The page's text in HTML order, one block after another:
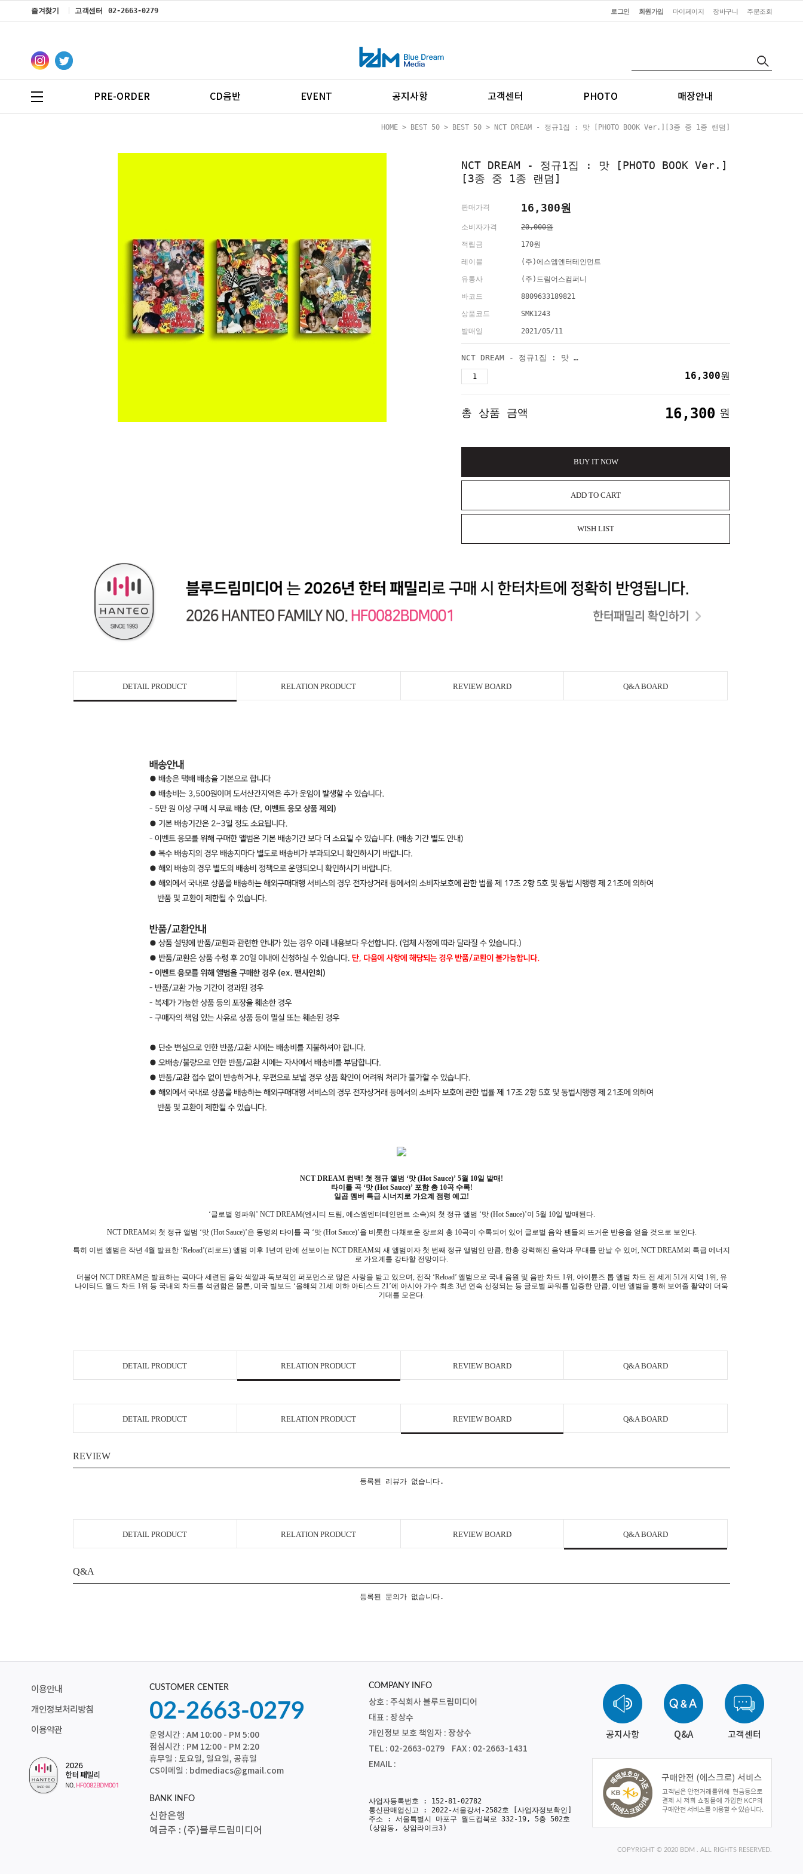
즐겨찾기 고객센터 02-2663-0279 로그인 회원가입 마이페이지 장바구니 주문조회
PRE-ORDER CD음반 EVENT 공지사항 고객센터 PHOTO 매장안내
HOME > BEST 50 > BEST 50 > NCT DREAM - 정규1집 : 맛 [PHOTO BOOK Ver.][3종 중 1종 랜덤]
NCT DREAM - 정규1집 : 맛 [PHOTO BOOK Ver.]
[3종 중 1종 랜덤]
판매가격 16,300원
소비자가격 20,000원
적립금 170원
레이블 (주)에스엠엔터테인먼트
유통사 (주)드림어스컴퍼니
바코드 8809633189821
상품코드 SMK1243
발매일 2021/05/11
NCT DREAM - 정규1집 : 맛 [PHOTO BOOK Ver.][3종 중 1종 랜덤]
16,300원
총 상품 금액 16,300 원
BUY IT NOW
ADD TO CART
WISH LIST
DETAIL PRODUCT RELATION PRODUCT REVIEW BOARD Q&A BOARD
NCT DREAM 컴백! 첫 정규 앨범 ‘맛 (Hot Sauce)’ 5월 10일 발매!
타이틀 곡 ‘맛 (Hot Sauce)’ 포함 총 10곡 수록!
일곱 멤버 특급 시너지로 가요계 점령 예고!
‘글로벌 영파워’ NCT DREAM(엔시티 드림, 에스엠엔터테인먼트 소속)의 첫 정규 앨범 ‘맛 (Hot Sauce)’이 5월 10일 발매된다.
NCT DREAM의 첫 정규 앨범 ‘맛 (Hot Sauce)’은 동명의 타이틀 곡 ‘맛 (Hot Sauce)’을 비롯한 다채로운 장르의 총 10곡이 수록되어 있어 글로벌 음악 팬들의 뜨거운 반응을 얻을 것으로 보인다.
특히 이번 앨범은 작년 4월 발표한 ‘Reload’(리로드) 앨범 이후 1년여 만에 선보이는 NCT DREAM의 새 앨범이자 첫 번째 정규 앨범인 만큼, 한층 강력해진 음악과 무대를 만날 수 있어, NCT DREAM의 특급 에너지
로 가요계를 강타할 전망이다.
더불어 NCT DREAM은 발표하는 곡마다 세련된 음악 색깔과 독보적인 퍼포먼스로 많은 사랑을 받고 있으며, 전작 ‘Reload’ 앨범으로 국내 음원 및 음반 차트 1위, 아이튠즈 톱 앨범 차트 전 세계 51개 지역 1위, 유
나이티드 월드 차트 1위 등 국내외 차트를 석권함은 물론, 미국 빌보드 ‘올해의 21세 이하 아티스트 21’에 아시아 가수 최초 3년 연속 선정되는 등 글로벌 파워를 입증한 만큼, 이번 앨범을 통해 보여줄 활약이 더욱
기대를 모은다.
DETAIL PRODUCT RELATION PRODUCT REVIEW BOARD Q&A BOARD
DETAIL PRODUCT RELATION PRODUCT REVIEW BOARD Q&A BOARD
REVIEW
등록된 리뷰가 없습니다.
DETAIL PRODUCT RELATION PRODUCT REVIEW BOARD Q&A BOARD
Q&A
등록된 문의가 없습니다.
이용안내
개인정보처리방침
이용약관
CUSTOMER CENTER
02-2663-0279
운영시간 : AM 10:00 - PM 5:00
점심시간 : PM 12:00 - PM 2:20
휴무일 : 토요일, 일요일, 공휴일
CS이메일 : bdmediacs@gmail.com
BANK INFO
신한은행
예금주 : (주)블루드림미디어
COMPANY INFO
상호 : 주식회사 블루드림미디어
대표 : 장상수
개인정보 보호 책임자 : 장상수
TEL : 02-2663-0279 FAX : 02-2663-1431
EMAIL :
사업자등록번호 : 152-81-02782
통신판매업신고 : 2022-서울강서-2582호
[사업자정보확인]
주소 : 서울특별시 마포구 월드컵북로 332-19, 5층 502호
(상암동, 상암라이크3)
공지사항 Q&A 고객센터
COPYRIGHT © 2020 BDM . ALL RIGHTS RESERVED.